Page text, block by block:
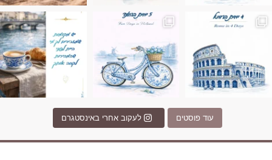
Instagram post
Instagram post 17994326828955248
עוד פוסטים לעקוב אחרי באינסטגרם